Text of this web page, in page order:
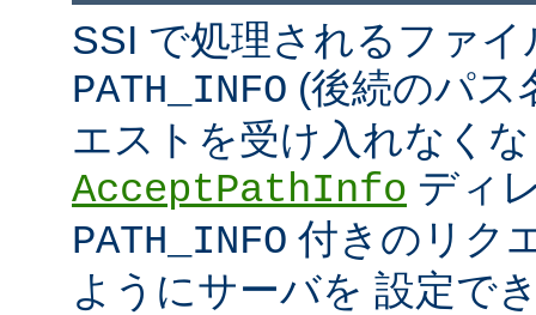
SSI で処理されるファ
PATH_INFO (後続のパス
エストを受け入れなく
AcceptPathInfo ディ
PATH_INFO 付きのリク
ようにサーバを 設定で